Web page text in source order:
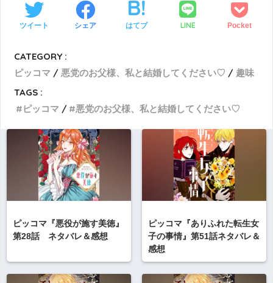
ツイート シェア はてブ LINE Pocket
CATEGORY :
ピッコマ
悪党のお父様、私と結婚してください♡
趣味
TAGS :
ピッコマ
悪党のお父様、私と結婚してください♡
ピッコマ『悪役が施す美徳』
第28話 ネタバレ＆感想
ピッコマ『ありふれた転生女
子の事情』第51話ネタバレ＆
感想